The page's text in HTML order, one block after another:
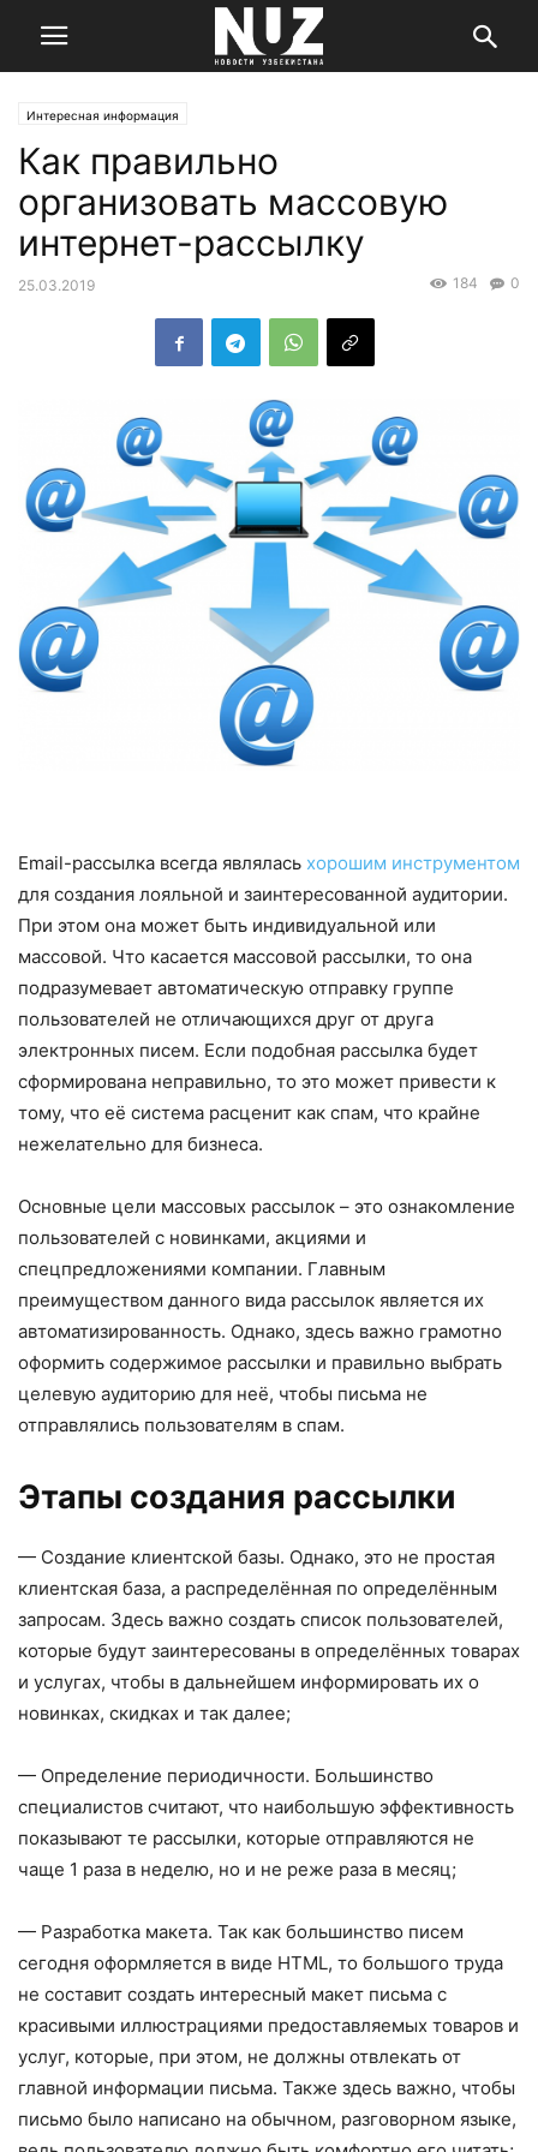
Интересная информация
Как правильно
организовать массовую
интернет-рассылку
25.03.2019 0
184
Email-рассылка всегда являлась хорошим инструментом
для создания лояльной и заинтересованной аудитории.
При этом она может быть индивидуальной или
массовой. Что касается массовой рассылки, то она
подразумевает автоматическую отправку группе
пользователей не отличающихся друг от друга
электронных писем. Если подобная рассылка будет
сформирована неправильно, то это может привести к
тому, что её система расценит как спам, что крайне
нежелательно для бизнеса.
Основные цели массовых рассылок – это ознакомление
пользователей с новинками, акциями и
спецпредложениями компании. Главным
преимуществом данного вида рассылок является их
автоматизированность. Однако, здесь важно грамотно
оформить содержимое рассылки и правильно выбрать
целевую аудиторию для неё, чтобы письма не
отправлялись пользователям в спам.
Этапы создания рассылки
— Создание клиентской базы. Однако, это не простая
клиентская база, а распределённая по определённым
запросам. Здесь важно создать список пользователей,
которые будут заинтересованы в определённых товарах
и услугах, чтобы в дальнейшем информировать их о
новинках, скидках и так далее;
— Определение периодичности. Большинство
специалистов считают, что наибольшую эффективность
показывают те рассылки, которые отправляются не
чаще 1 раза в неделю, но и не реже раза в месяц;
— Разработка макета. Так как большинство писем
сегодня оформляется в виде HTML, то большого труда
не составит создать интересный макет письма с
красивыми иллюстрациями предоставляемых товаров и
услуг, которые, при этом, не должны отвлекать от
главной информации письма. Также здесь важно, чтобы
письмо было написано на обычном, разговорном языке,